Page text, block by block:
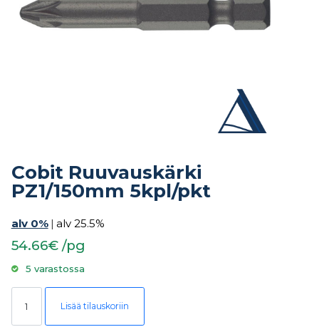
Cobit Ruuvauskärki
PZ1/150mm 5kpl/pkt
alv 0% | alv 25.5%
54.66€ /pg
5 varastossa
Cobit Ruuvauskärki PZ1/150mm 5kpl/pkt määrä
Lisää tilauskoriin